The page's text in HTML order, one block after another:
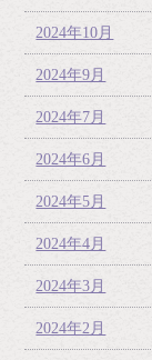
2024年10月
2024年9月
2024年7月
2024年6月
2024年5月
2024年4月
2024年3月
2024年2月